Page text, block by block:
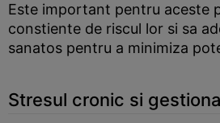
Este important pentru aceste
constiente de riscul lor si sa
sanatos pentru a minimiza
Stresul cronic si